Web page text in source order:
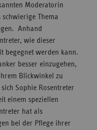
Moderatorin
Thema
Anhand
wie dieser
begegnet werden kann.
besser einzugehen,
Blickwinkel zu
Sophie Rosentreter
einem speziellen
hat als
bei der Pflege ihrer